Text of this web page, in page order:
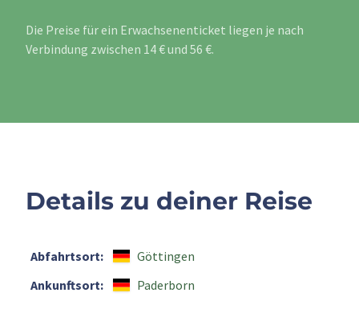
Die Preise für ein Erwachsenenticket liegen je nach
Verbindung zwischen 14 € und 56 €.
Details zu deiner Reise
Abfahrtsort:
Göttingen
Ankunftsort:
Paderborn